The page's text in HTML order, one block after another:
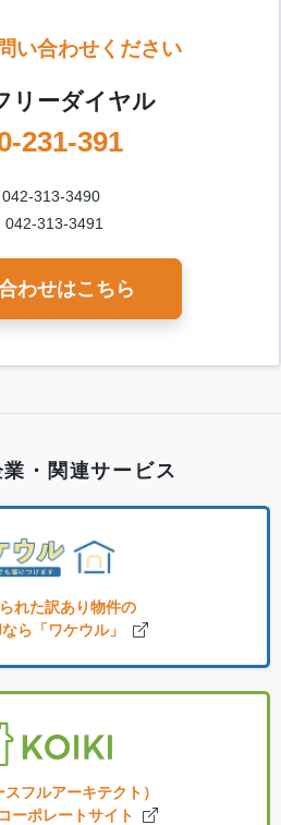
い合わせください
リーダイヤル
231-391
042-313-3490
042-313-3491
わせはこちら
・関連サービス
れた訳あり物件の
ら「ワケウル」
フルアーキテクト）
ーポレートサイト